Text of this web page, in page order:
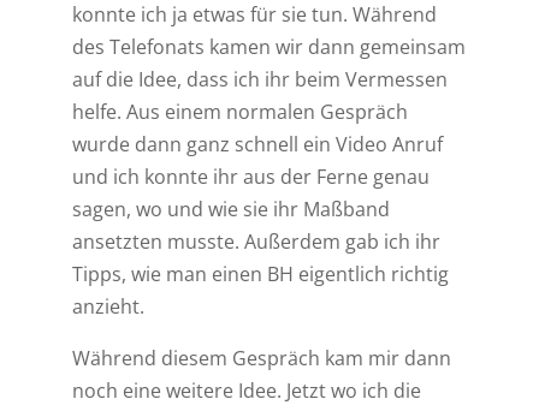
konnte ich ja etwas für sie tun. Während
des Telefonats kamen wir dann gemeinsam
auf die Idee, dass ich ihr beim Vermessen
helfe. Aus einem normalen Gespräch
wurde dann ganz schnell ein Video Anruf
und ich konnte ihr aus der Ferne genau
sagen, wo und wie sie ihr Maßband
ansetzten musste. Außerdem gab ich ihr
Tipps, wie man einen BH eigentlich richtig
anzieht.
Während diesem Gespräch kam mir dann
noch eine weitere Idee. Jetzt wo ich die